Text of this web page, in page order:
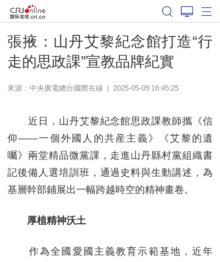
張掖：山丹艾黎紀念館打造“行
走的思政課”宣教品牌紀實
來源：中央廣電總台國際在線 | 2025-05-09 16:45:25
近日，山丹艾黎紀念館思政課教師攜《信
仰——一個外國人的共産主義》《艾黎的遺
囑》兩堂精品微黨課，走進山丹縣村黨組織書
記後備人選培訓班，通過史料與生動講述，為
基層幹部鋪展出一幅跨越時空的精神畫卷。
厚植精神沃土
作為全國愛國主義教育示範基地，近年